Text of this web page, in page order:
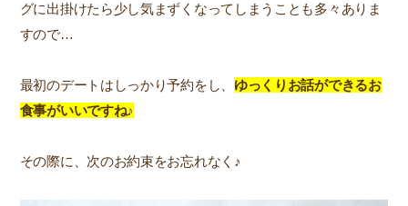
グに出掛けたら少し気まずくなってしまうことも多々ありま
すので…
最初のデートはしっかり予約をし、 ゆっくりお話ができるお
食事がいいですね♪
その際に、次のお約束をお忘れなく♪